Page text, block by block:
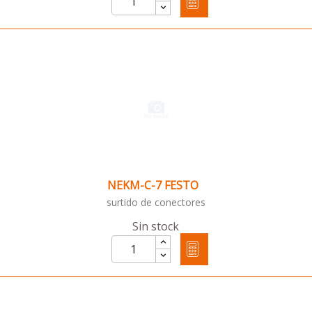
NEKM-C-7 FESTO
surtido de conectores
Sin stock